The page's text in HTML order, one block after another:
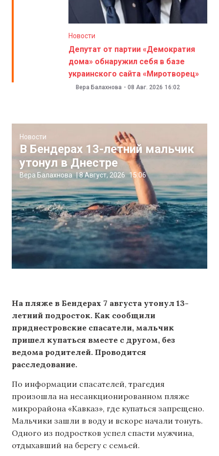
Новости
Депутат от партии «Демократия
дома» обнаружил себя в базе
украинского сайта «Миротворец»
Вера Балахнова - 08 Авг. 2026 16:02
Новости
В Бендерах 13-летний мальчик
утонул в Днестре
Вера Балахнова |8 Август, 2026 15:06
На пляже в Бендерах 7 августа утонул 13-
летний подросток. Как сообщили
приднестровские спасатели, мальчик
пришел купаться вместе с другом, без
ведома родителей. Проводится
расследование.
По информации спасателей, трагедия
произошла на несанкционированном пляже
микрорайона «Кавказ», где купаться запрещено.
Мальчики зашли в воду и вскоре начали тонуть.
Одного из подростков успел спасти мужчина,
отдыхавший на берегу с семьей.